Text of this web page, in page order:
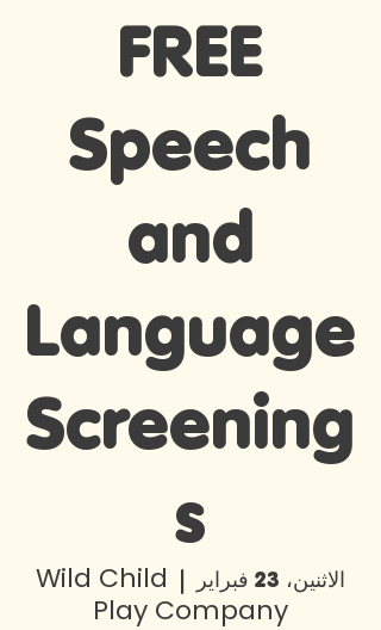
FREE
Speech
and
Language
Screening
s
الاثنين، 23 فبراير
  |
Wild Child
Play Company